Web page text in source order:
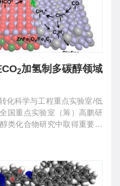
2加氢制多碳醇领域
化科学与工程重点实验室/低
国重点实验室（筹）高鹏研
类化合物研究中取得重要进
剂物相结构调控，国际上首
选择性精准...